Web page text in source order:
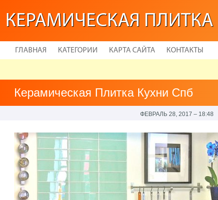
КЕРАМИЧЕСКАЯ ПЛИТКА
ГЛАВНАЯ КАТЕГОРИИ КАРТА САЙТА КОНТАКТЫ
Керамическая Плитка Кухни Спб
ФЕВРАЛЬ 28, 2017 – 18:48